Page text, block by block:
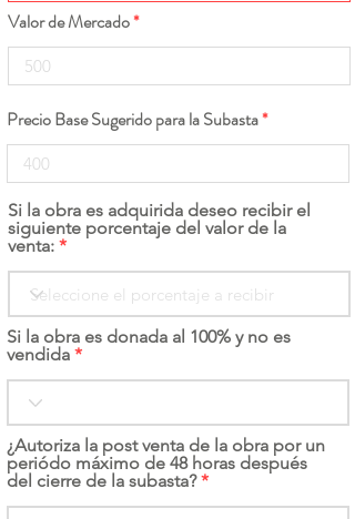
Valor de Mercado
Precio Base Sugerido para la Subasta
Si la obra es adquirida deseo recibir el
siguiente porcentaje del valor de la
venta:
Si la obra es donada al 100% y no es
vendida
¿Autoriza la post venta de la obra por un
periódo máximo de 48 horas después
del cierre de la subasta?